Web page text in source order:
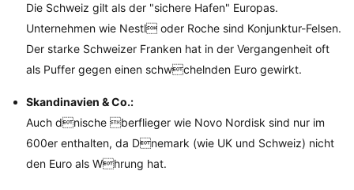
Die Schweiz gilt als der "sichere Hafen" Europas.
Unternehmen wie Nestl oder Roche sind Konjunktur-Felsen.
Der starke Schweizer Franken hat in der Vergangenheit oft
als Puffer gegen einen schwchelnden Euro gewirkt.
Skandinavien & Co.:
Auch dnische berflieger wie Novo Nordisk sind nur im
600er enthalten, da Dnemark (wie UK und Schweiz) nicht
den Euro als Whrung hat.